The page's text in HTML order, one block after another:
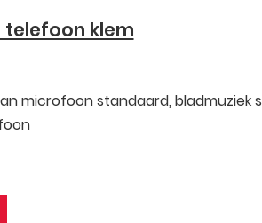
klem
microfoon standaard, bladmuziek